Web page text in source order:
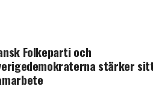
Folkeparti och
stärker